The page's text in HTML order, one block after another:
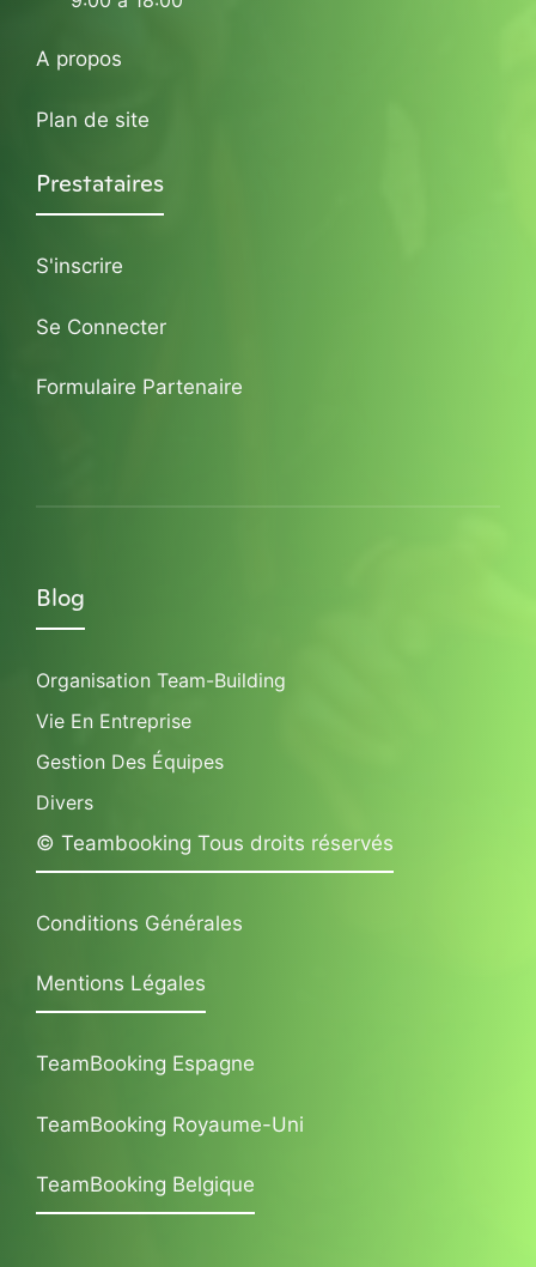
A propos
Plan de site
Prestataires
S'inscrire
Se Connecter
Formulaire Partenaire
Blog
Organisation Team-Building
Vie En Entreprise
Gestion Des Équipes
Divers
© Teambooking Tous droits réservés
Conditions Générales
Mentions Légales
TeamBooking Espagne
TeamBooking Royaume-Uni
TeamBooking Belgique